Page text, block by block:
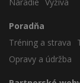
Poradňa
Tréning a strava
Opravy a údržba